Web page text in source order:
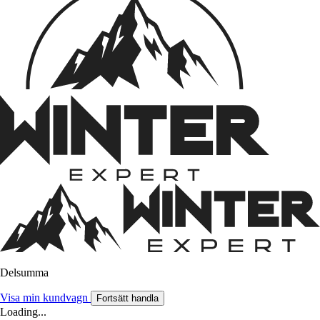
Delsumma
Visa min kundvagn Fortsätt handla
Loading...